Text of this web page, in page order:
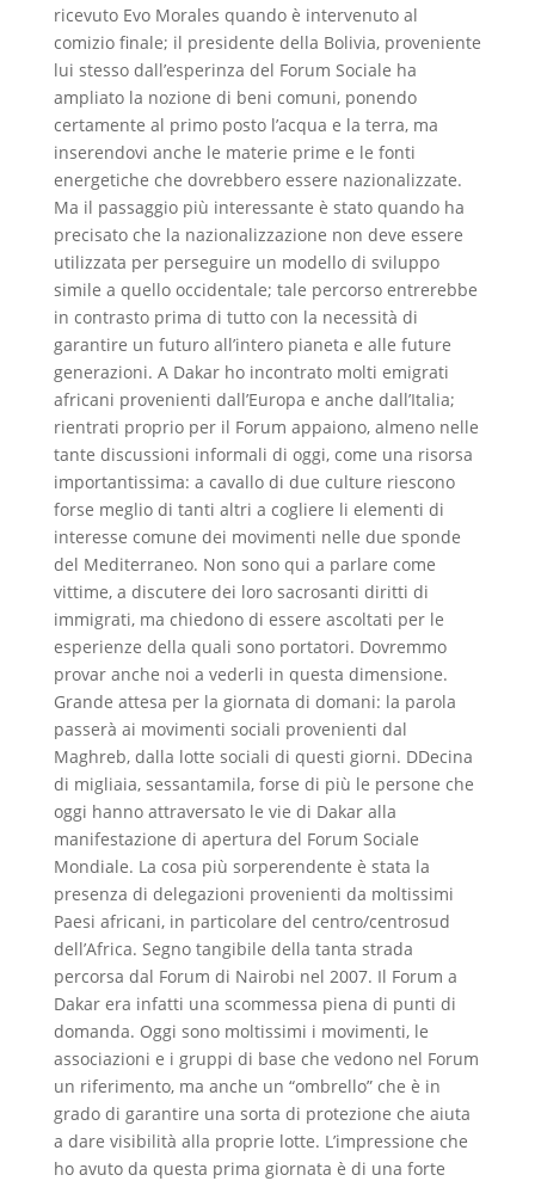
ricevuto Evo Morales quando è intervenuto al
comizio finale; il presidente della Bolivia, proveniente
lui stesso dall’esperinza del Forum Sociale ha
ampliato la nozione di beni comuni, ponendo
certamente al primo posto l’acqua e la terra, ma
inserendovi anche le materie prime e le fonti
energetiche che dovrebbero essere nazionalizzate.
Ma il passaggio più interessante è stato quando ha
precisato che la nazionalizzazione non deve essere
utilizzata per perseguire un modello di sviluppo
simile a quello occidentale; tale percorso entrerebbe
in contrasto prima di tutto con la necessità di
garantire un futuro all’intero pianeta e alle future
generazioni. A Dakar ho incontrato molti emigrati
africani provenienti dall’Europa e anche dall’Italia;
rientrati proprio per il Forum appaiono, almeno nelle
tante discussioni informali di oggi, come una risorsa
importantissima: a cavallo di due culture riescono
forse meglio di tanti altri a cogliere li elementi di
interesse comune dei movimenti nelle due sponde
del Mediterraneo. Non sono qui a parlare come
vittime, a discutere dei loro sacrosanti diritti di
immigrati, ma chiedono di essere ascoltati per le
esperienze della quali sono portatori. Dovremmo
provar anche noi a vederli in questa dimensione.
Grande attesa per la giornata di domani: la parola
passerà ai movimenti sociali provenienti dal
Maghreb, dalla lotte sociali di questi giorni. DDecina
di migliaia, sessantamila, forse di più le persone che
oggi hanno attraversato le vie di Dakar alla
manifestazione di apertura del Forum Sociale
Mondiale. La cosa più sorperendente è stata la
presenza di delegazioni provenienti da moltissimi
Paesi africani, in particolare del centro/centrosud
dell’Africa. Segno tangibile della tanta strada
percorsa dal Forum di Nairobi nel 2007. Il Forum a
Dakar era infatti una scommessa piena di punti di
domanda. Oggi sono moltissimi i movimenti, le
associazioni e i gruppi di base che vedono nel Forum
un riferimento, ma anche un “ombrello” che è in
grado di garantire una sorta di protezione che aiuta
a dare visibilità alla proprie lotte. L’impressione che
ho avuto da questa prima giornata è di una forte